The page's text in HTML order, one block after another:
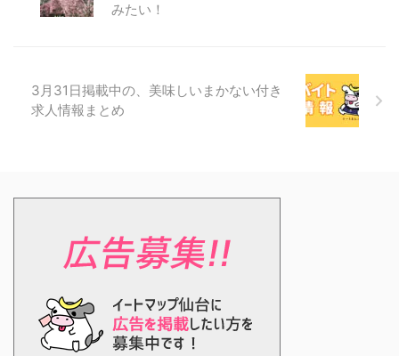
みたい！
3月31日掲載中の、美味しいまかない付き
求人情報まとめ